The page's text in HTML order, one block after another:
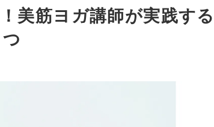
美筋ヨガ講師が実践する